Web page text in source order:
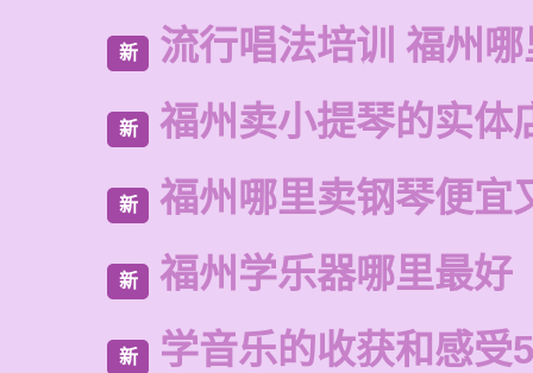
新 流行唱法培训 福州
新 福州卖小提琴的实体
新 福州哪里卖钢琴便宜
新 福州学乐器哪里最好
新 学音乐的收获和感受